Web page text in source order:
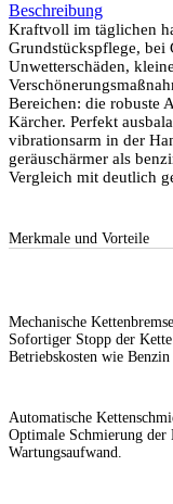
Beschreibung
Kraftvoll im täglichen
Grundstückspflege, bei
Unwetterschäden,
Bereichen: die robuste
Kärcher. Perfekt
vibrationsarm in der
geräuschärmer als
Vergleich mit deutlich
Merkmale und Vorteile
Mechanische Kettenbremse
Sofortiger Stopp der
Betriebskosten wie
Automatische
Optimale Schmierung der
Wartungsaufwand.